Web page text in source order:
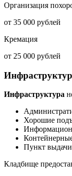
Организация
от 35 000 рублей
Кремация
от 25 000 рублей
Инфраструктура
Хорошие
Пункт
Кладбище